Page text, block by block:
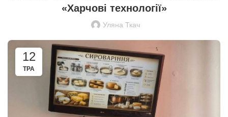
«Харчові технології»
Уляна Ткач
12
ТРА